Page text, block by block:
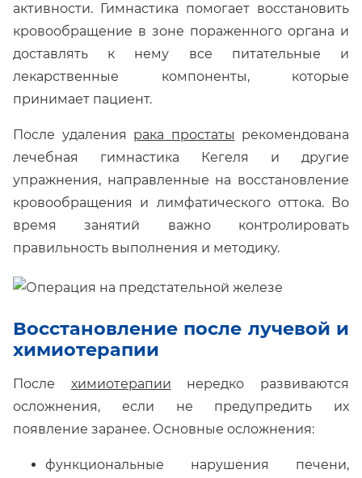
активности. Гимнастика помогает восстановить
кровообращение в зоне пораженного органа и
доставлять к нему все питательные и
лекарственные компоненты, которые
принимает пациент.
После удаления рака простаты рекомендована
лечебная гимнастика Кегеля и другие
упражнения, направленные на восстановление
кровообращения и лимфатического оттока. Во
время занятий важно контролировать
правильность выполнения и методику.
Восстановление после лучевой и
химиотерапии
После химиотерапии нередко развиваются
осложнения, если не предупредить их
появление заранее. Основные осложнения:
функциональные нарушения печени,